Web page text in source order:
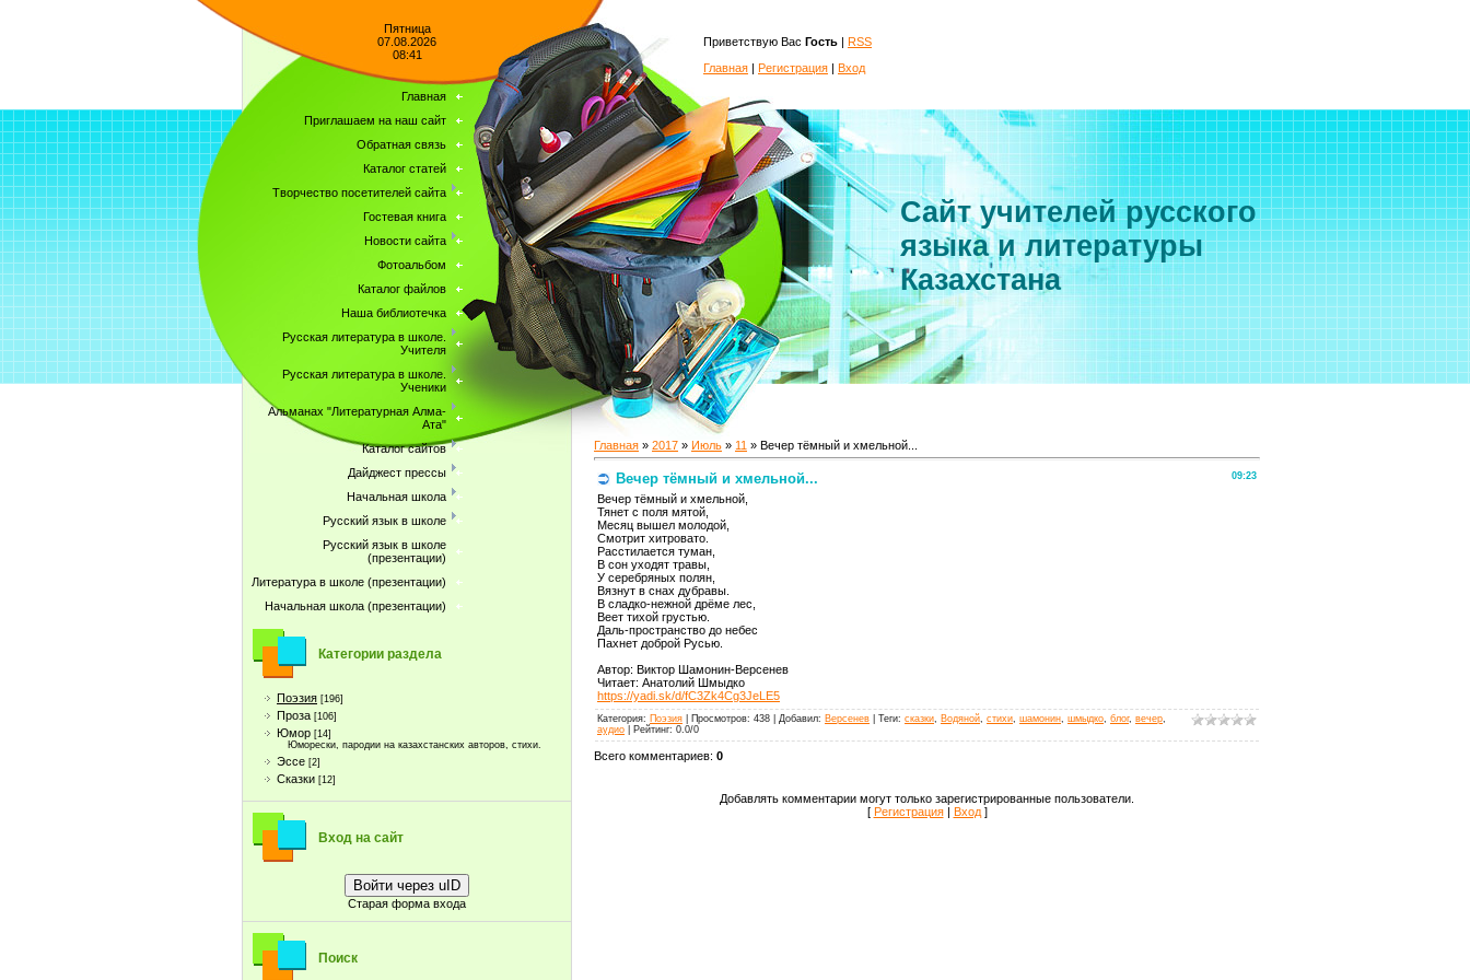
Пятница
07.08.2026
08:41
Главная
Приглашаем на наш сайт
Обратная связь
Каталог статей
Творчество посетителей сайта
Гостевая книга
Новости сайта
Фотоальбом
Каталог файлов
Наша библиотечка
Русская литература в школе.
Учителя
Русская литература в школе.
Ученики
Альманах "Литературная Алма-
Ата"
Каталог сайтов
Дайджест прессы
Начальная школа
Русский язык в школе
Русский язык в школе
(презентации)
Литература в школе (презентации)
Начальная школа (презентации)
Категории раздела
Поэзия [196]
Проза [106]
Юмор [14]
Юморески, пародии на казахстанских авторов, стихи.
Эссе [2]
Сказки [12]
Вход на сайт
Войти через uID
Старая форма входа
Поиск
Приветствую Вас Гость | RSS
Главная | Регистрация | Вход
Сайт учителей русского
языка и литературы
Казахстана
Главная » 2017 » Июль » 11 » Вечер тёмный и хмельной...
09:23
Вечер тёмный и хмельной...
Вечер тёмный и хмельной,
Тянет с поля мятой,
Месяц вышел молодой,
Смотрит хитровато.
Расстилается туман,
В сон уходят травы,
У серебряных полян,
Вязнут в снах дубравы.
В сладко-нежной дрёме лес,
Веет тихой грустью.
Даль-пространство до небес
Пахнет доброй Русью.
Автор: Виктор Шамонин-Версенев
Читает: Анатолий Шмыдко
https://yadi.sk/d/fC3Zk4Cg3JeLE5
Категория: Поэзия Просмотров: 438 Добавил: Версенев Теги: сказки Водяной стихи шамонин шмыдко блог, вечер
аудио
Рейтинг: 0.0/0
Всего комментариев: 0
Добавлять комментарии могут только зарегистрированные пользователи.
[ Регистрация| Вход]